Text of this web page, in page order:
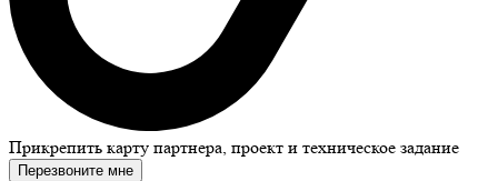
Прикрепить карту партнера, проект и техническое задание
Перезвоните мне